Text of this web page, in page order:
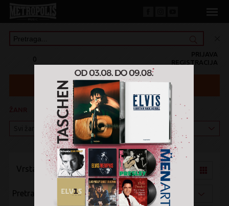
0 REGISTRACIJA
PRIJAVA
KATEGORIJA
Vrsta pregleda:
Pretraži po: